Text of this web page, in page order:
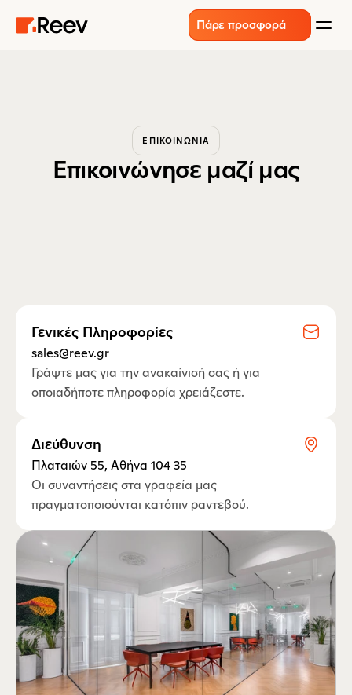
Πάρε προσφορά
ΕΠΙΚΟΙΝΩΝΙΑ
Επικοινώνησε μαζί μας
Γενικές Πληροφορίες
sales@reev.gr
Γράψτε μας για την ανακαίνισή σας ή για
οποιαδήποτε πληροφορία χρειάζεστε.
Διεύθυνση
Πλαταιών 55, Αθήνα 104 35
Οι συναντήσεις στα γραφεία μας
πραγματοποιούνται κατόπιν ραντεβού.